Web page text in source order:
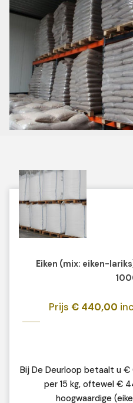
Eiken (mix: eiken-
Prijs € 440,00
Bij De Deurloop betaalt u
per 15 kg, oftewel €
hoogwaardige